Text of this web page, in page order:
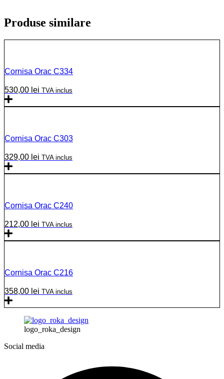
Produse similare
Cornisa Orac C334
530,00 lei TVA inclus
Cornisa Orac C303
329,00 lei TVA inclus
Cornisa Orac C240
212,00 lei TVA inclus
Cornisa Orac C216
358,00 lei TVA inclus
logo_roka_design
Social media